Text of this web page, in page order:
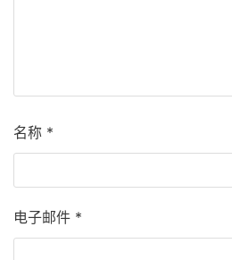
名称 *
电子邮件 *